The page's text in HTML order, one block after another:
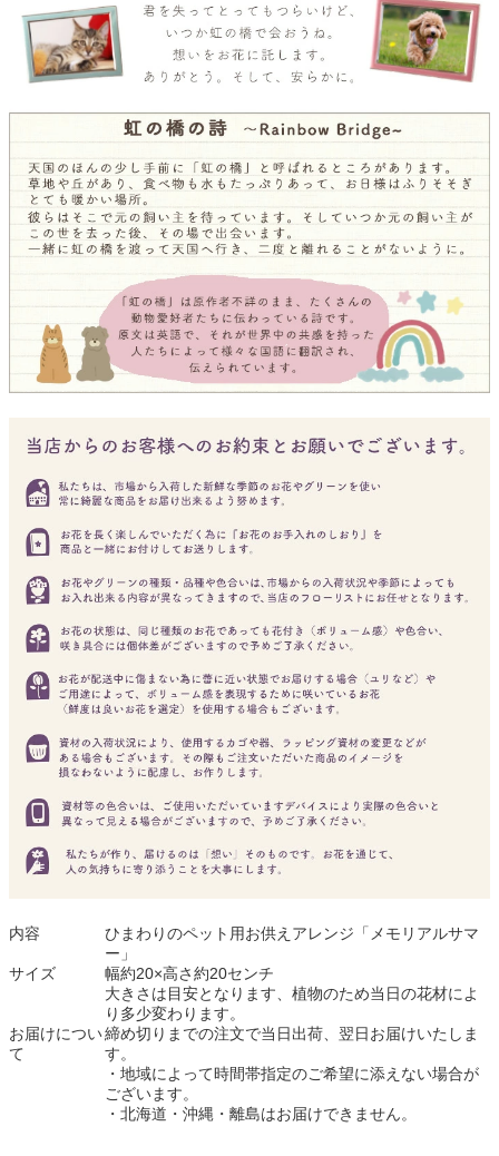
内容
ひまわりのペット用お供えアレンジ「メモリアルサマ
ー」
サイズ
幅約20×高さ約20センチ
大きさは目安となります、植物のため当日の花材によ
り多少変わります。
お届けについ
て
締め切りまでの注文で当日出荷、翌日お届けいたしま
す。
・地域によって時間帯指定のご希望に添えない場合が
ございます。
・北海道・沖縄・離島はお届けできません。